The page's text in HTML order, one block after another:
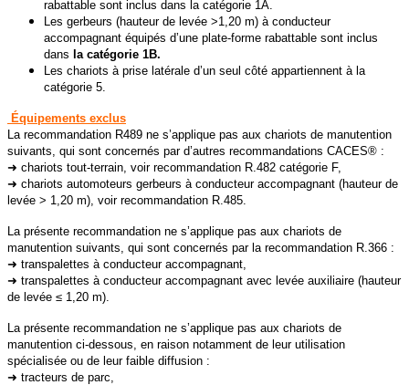
rabattable sont inclus dans la catégorie 1A.
Les gerbeurs (hauteur de levée >1,20 m) à conducteur
accompagnant équipés d’une plate-forme rabattable sont inclus
dans la catégorie 1B.
Les chariots à prise latérale d’un seul côté appartiennent à la
catégorie 5.
Équipements exclus
La recommandation R489 ne s’applique pas aux chariots de manutention
suivants, qui sont concernés par d’autres recommandations CACES® :
➜ chariots tout-terrain, voir recommandation R.482 catégorie F,
➜ chariots automoteurs gerbeurs à conducteur accompagnant (hauteur de
levée > 1,20 m), voir recommandation R.485.
La présente recommandation ne s’applique pas aux chariots de
manutention suivants, qui sont concernés par la recommandation R.366 :
➜ transpalettes à conducteur accompagnant,
➜ transpalettes à conducteur accompagnant avec levée auxiliaire (hauteur
de levée ≤ 1,20 m).
La présente recommandation ne s’applique pas aux chariots de
manutention ci-dessous, en raison notamment de leur utilisation
spécialisée ou de leur faible diffusion :
➜ tracteurs de parc,